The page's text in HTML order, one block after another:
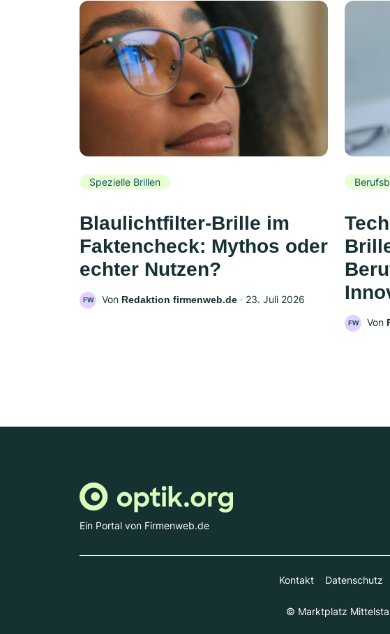
Spezielle Brillen
Blaulichtfilter-Brille im
Faktencheck: Mythos oder
echter Nutzen?
FW Von Redaktion firmenweb.de ‧ 23. Juli 2026
FW Von
Ein Portal von Firmenweb.de
Kontakt Datenschutz
© Marktplatz